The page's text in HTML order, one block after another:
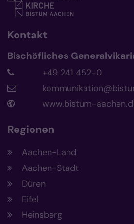
Kontakt
Bischöfliches
+49 241 452-0
www.bistum-
Regionen
Aachen-Land
Aachen-Stadt
Düren
Eifel
Heinsberg